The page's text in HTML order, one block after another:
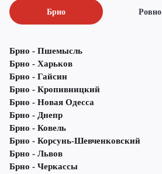
Брно Ровно
Брно - Пшемысль
Брно - Харьков
Брно - Гайсин
Брно - Кропивницкий
Брно - Новая Одесса
Брно - Днепр
Брно - Ковель
Брно - Корсунь-Шевченковский
Брно - Львов
Брно - Черкассы